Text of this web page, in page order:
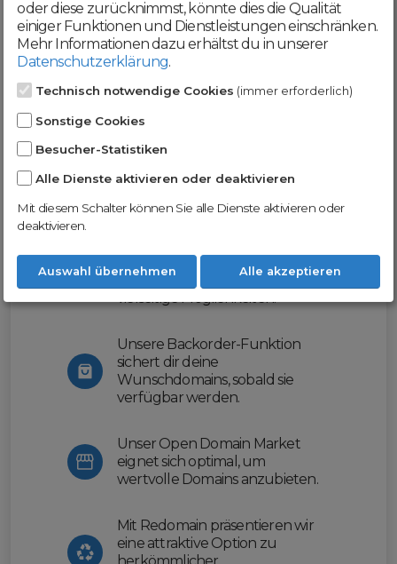
Werde jetzt Teil der
DomainCatcher-
Community!
Nutze unsere Erfahrung und profitiere
erleichtern wir dir den
Domainhandel und bieten dir
vielseitige Möglichkeiten.
Unsere Backorder-Funktion
sichert dir deine
Wunschdomains, sobald sie
verfügbar werden.
Unser Open Domain Market
eignet sich optimal, um
wertvolle Domains anzubieten.
Mit Redomain präsentieren wir
eine attraktive Option zu
oder diese zurücknimmst, könnte dies die Qualität
einiger Funktionen und Dienstleistungen einschränken.
Mehr Informationen dazu erhältst du in unserer
Datenschutzerklärung.
Technisch notwendige Cookies (immer erforderlich)
Sonstige Cookies
Besucher-Statistiken
Alle Dienste aktivieren oder deaktivieren
Mit diesem Schalter können Sie alle Dienste aktivieren oder
deaktivieren.
Auswahl übernehmen Alle akzeptieren